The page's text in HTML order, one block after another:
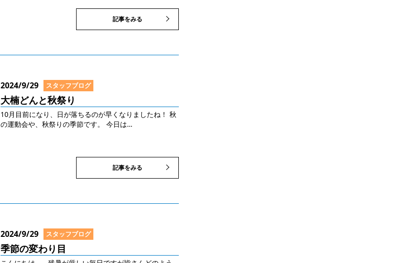
記事をみる
2024/9/29 スタッフブログ
大楠どんと秋祭り
10月目前になり、日が落ちるのが早くなりましたね！ 秋
の運動会や、秋祭りの季節です。 今日は…
記事をみる
2024/9/29 スタッフブログ
季節の変わり目